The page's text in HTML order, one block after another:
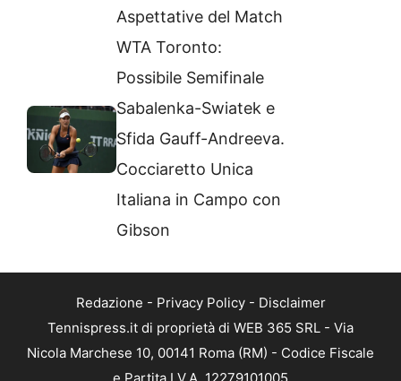
Aspettative del Match
WTA Toronto:
Possibile Semifinale
Sabalenka-Swiatek e
Sfida Gauff-Andreeva.
Cocciaretto Unica
Italiana in Campo con
Gibson
Redazione - Privacy Policy- Disclaimer
Tennispress.it di proprietà di WEB 365 SRL - Via
Nicola Marchese 10, 00141 Roma (RM) - Codice Fiscale